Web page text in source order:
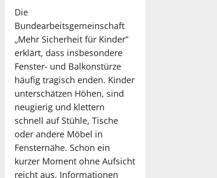
Die
Bundearbeitsgemeinschaft
„Mehr Sicherheit für Kinder“
erklärt, dass insbesondere
Fenster- und Balkonstürze
häufig tragisch enden. Kinder
unterschätzen Höhen, sind
neugierig und klettern
schnell auf Stühle, Tische
oder andere Möbel in
Fensternähe. Schon ein
kurzer Moment ohne Aufsicht
reicht aus. Informationen